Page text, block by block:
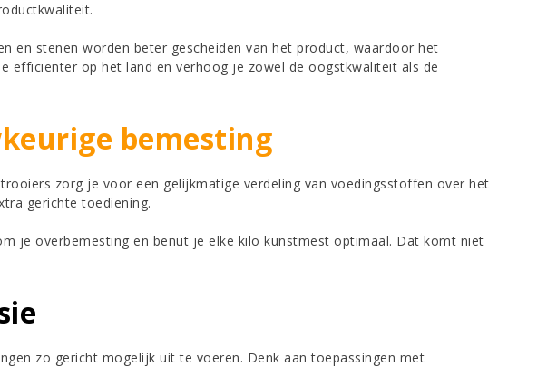
en stenen worden beter gescheiden van het product, waardoor het
efficiënter op het land en verhoog je zowel de oogstkwaliteit als de
bemesting
zorg je voor een gelijkmatige verdeling van voedingsstoffen over het
gerichte toediening.
je overbemesting en benut je elke kilo kunstmest optimaal. Dat komt niet
zo gericht mogelijk uit te voeren. Denk aan toepassingen met